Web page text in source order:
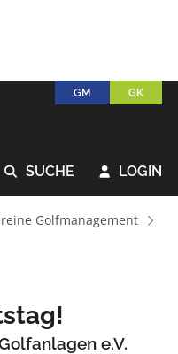
GM GK
 SUCHE  LOGIN
Golfmanagement
e.V.